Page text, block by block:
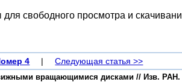
для свободного просмотра и
4 | Следующая статья >>
вращающимися дисками // Изв.